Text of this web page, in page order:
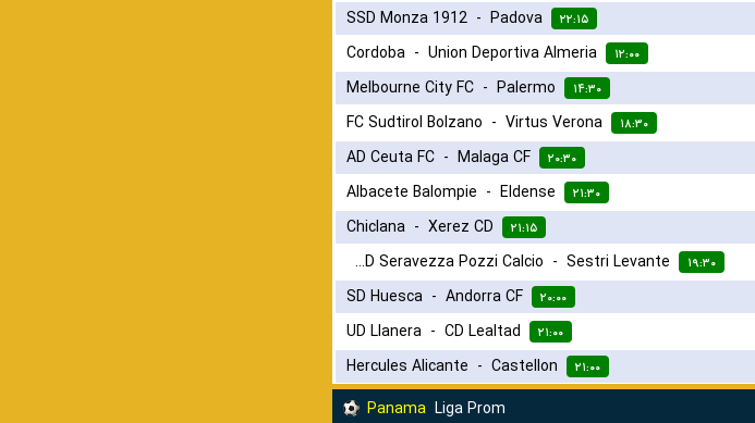
SSD Monza 1912 - Padova ۲۲:۱۵
Cordoba - Union Deportiva Almeria ۱۲:۰۰
Melbourne City FC - Palermo ۱۴:۳۰
FC Sudtirol Bolzano - Virtus Verona ۱۸:۳۰
AD Ceuta FC - Malaga CF ۲۰:۳۰
Albacete Balompie - Eldense ۲۱:۳۰
Chiclana - Xerez CD ۲۱:۱۵
ASD Seravezza Pozzi Calcio
- Sestri Levante ۱۹:۳۰
SD Huesca - Andorra CF ۲۰:۰۰
UD Llanera - CD Lealtad ۲۱:۰۰
Hercules Alicante - Castellon ۲۱:۰۰
Panama Liga Prom